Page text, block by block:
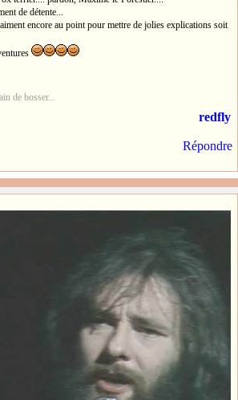
de détente...
encore au point pour mettre de jolies explications soit
de bosser...
redfly
Répondre